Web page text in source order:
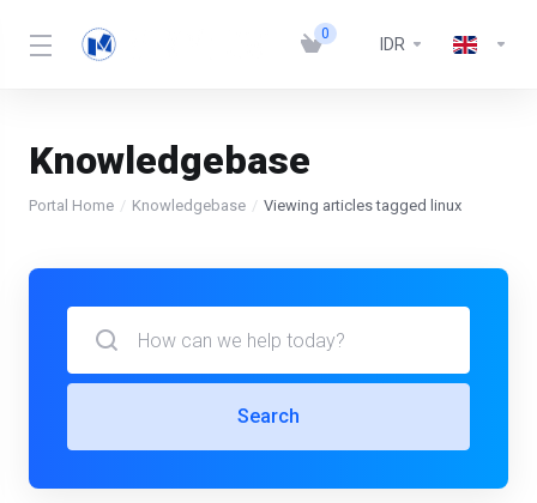
0
IDR
Knowledgebase
Portal Home Knowledgebase Viewing articles tagged linux
Search